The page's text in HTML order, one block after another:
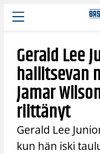
Siirry
sisältöön
Gerald Lee
hallitsevan
Jamar
riittänyt
Gerald Lee
kun hän iski